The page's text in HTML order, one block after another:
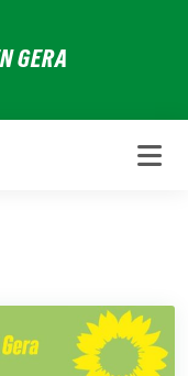
GERA